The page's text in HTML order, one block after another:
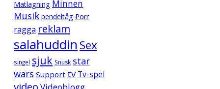
Matlagning Minnen
Musik pendeltåg Porr
ragga reklam
salahuddin Sex
singel sjuk Snusk star
wars Support tv Tv-spel